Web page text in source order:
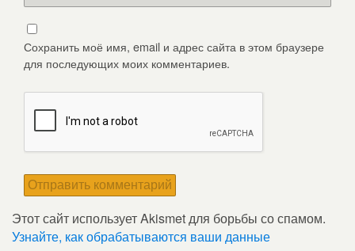
Сохранить моё имя, email и адрес сайта в этом браузере
для последующих моих комментариев.
Этот сайт использует Akismet для борьбы со спамом.
Узнайте, как обрабатываются ваши данные